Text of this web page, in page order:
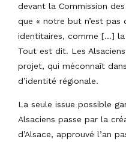
devant la Commission
que « notre but n’est pas
identitaires, comme […] la
Tout est dit. Les
projet, qui méconnaît
d’identité régionale.
La seule issue possible
Alsaciens passe par la
d’Alsace, approuvé l’an